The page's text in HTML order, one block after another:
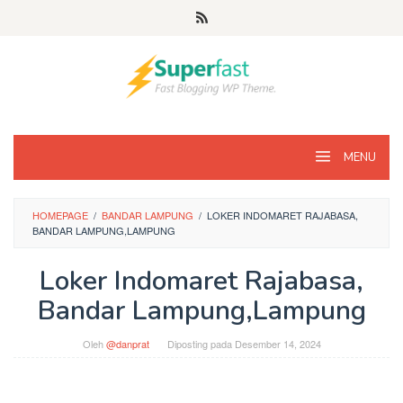
MENU
HOMEPAGE / BANDAR LAMPUNG / LOKER INDOMARET RAJABASA,
BANDAR LAMPUNG,LAMPUNG
Loker Indomaret Rajabasa,
Bandar Lampung,Lampung
Oleh@danprat Diposting pada Desember 14, 2024